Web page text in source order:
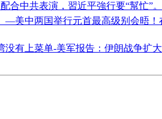
合中共表演，習近平強行要“幫忙”
—美中两国举行元首最高级别会晤
没有上菜单-美军报告：伊朗战争扩